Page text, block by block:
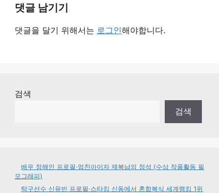
댓글 남기기
댓글을 달기 위해서는 로그인해야합니다.
검색
검색
배우 정해인 프로필·엄친아이자 제복남의 정석 (수상 작품활동 필
모그래피)
탁구선수 신유빈 프로필·스타킹 신동에서 혼합복식 세계랭킹 1위